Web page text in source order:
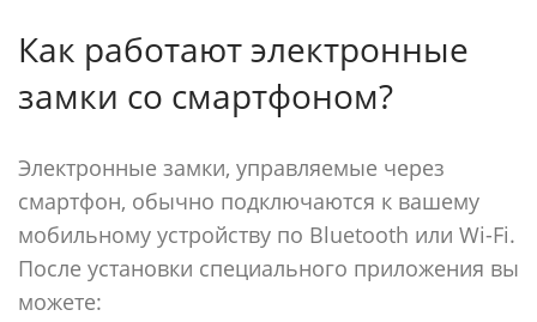
Как работают электронные
замки со смартфоном?
Электронные замки, управляемые через
смартфон, обычно подключаются к вашему
мобильному устройству по Bluetooth или Wi-Fi.
После установки специального приложения вы
можете: